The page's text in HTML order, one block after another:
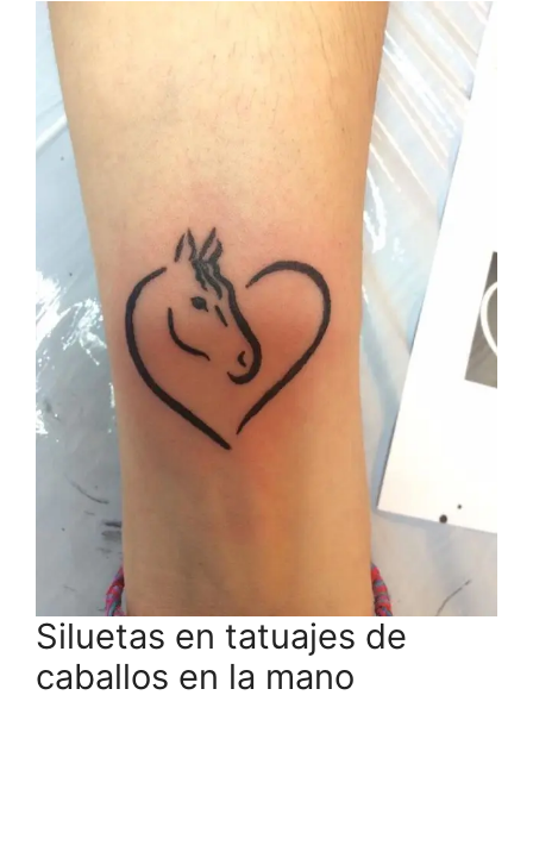
Siluetas en tatuajes de
caballos en la mano